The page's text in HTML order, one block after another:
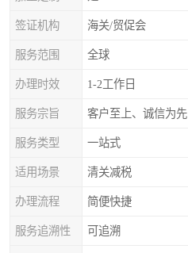
签证机构 海关/贸促会
服务范围 全球
办理时效 1-2工作日
服务宗旨 客户至上、诚信为先
服务类型 一站式
适用场景 清关减税
办理流程 简便快捷
服务追溯性 可追溯